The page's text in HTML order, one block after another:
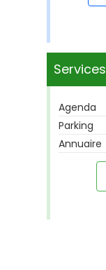
Services
Agenda
Parking
Annuaire